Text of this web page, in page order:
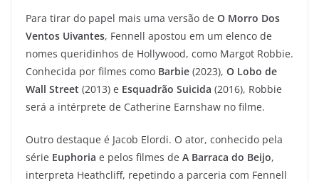
Para tirar do papel mais uma versão de O Morro Dos
Ventos Uivantes, Fennell apostou em um elenco de
nomes queridinhos de Hollywood, como Margot Robbie.
Conhecida por filmes como Barbie (2023), O Lobo de
Wall Street (2013) e Esquadrão Suicida (2016), Robbie
será a intérprete de Catherine Earnshaw no filme.
Outro destaque é Jacob Elordi. O ator, conhecido pela
série Euphoria e pelos filmes de A Barraca do Beijo,
interpreta Heathcliff, repetindo a parceria com Fennell